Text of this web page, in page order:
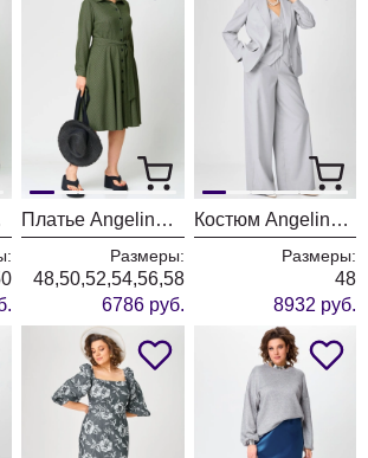
Платье Angelina & Company 1215
Размеры:
48,50,52,54,56,58
6786 руб.
Костюм Angelina & Company 1214
Размеры:
48
8932 руб.